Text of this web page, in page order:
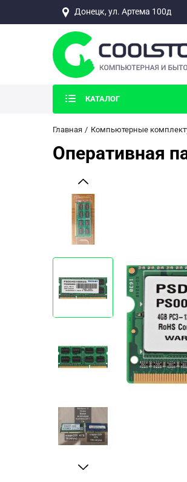
Донецк, ул. Артема 100д
КАТАЛОГ
Главная Компьютерные
Оперативная